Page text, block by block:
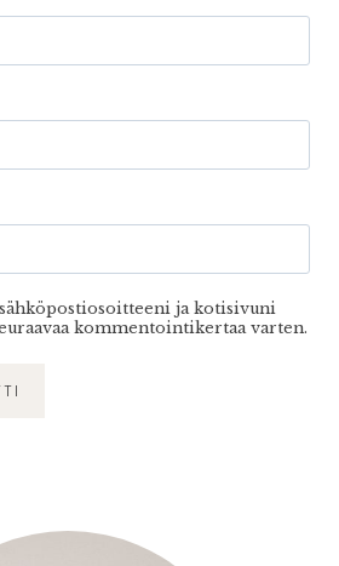
ja kotisivuni
kommentointikertaa varten.